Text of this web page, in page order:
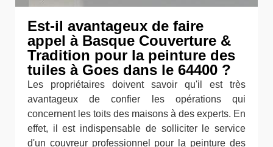
Est-il avantageux de faire
appel à Basque Couverture &
Tradition pour la peinture des
tuiles à Goes dans le 64400 ?
Les propriétaires doivent savoir qu'il est très
avantageux de confier les opérations qui
concernent les toits des maisons à des experts. En
effet, il est indispensable de solliciter le service
d'un couvreur professionnel pour la peinture des